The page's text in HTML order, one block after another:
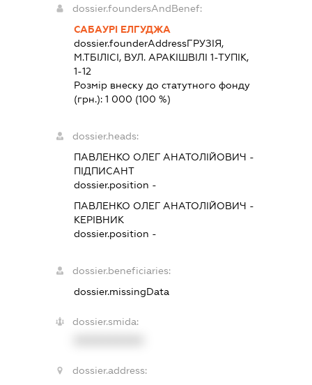
dossier.foundersAndBenef:
САБАУРІ ЕЛГУДЖА
dossier.founderAddressГРУЗІЯ,
М.ТБІЛІСІ, ВУЛ. АРАКІШВІЛІ 1-ТУПІК,
1-12
Розмір внеску до статутного фонду
(грн.):1 000 (100 %)
dossier.heads:
ПАВЛЕНКО ОЛЕГ АНАТОЛІЙОВИЧ -
ПІДПИСАНТ
dossier.position -
ПАВЛЕНКО ОЛЕГ АНАТОЛІЙОВИЧ -
КЕРІВНИК
dossier.position -
dossier.beneficiaries:
dossier.missingData
dossier.smida:
dossier.address: